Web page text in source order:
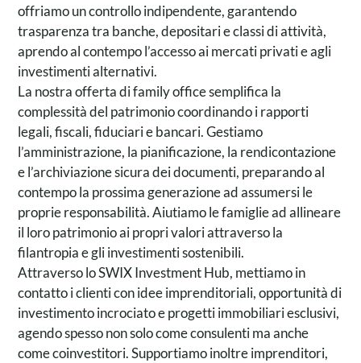
offriamo un controllo indipendente, garantendo
trasparenza tra banche, depositari e classi di attività,
aprendo al contempo l’accesso ai mercati privati e agli
investimenti alternativi.
La nostra offerta di family office semplifica la
complessità del patrimonio coordinando i rapporti
legali, fiscali, fiduciari e bancari. Gestiamo
l’amministrazione, la pianificazione, la rendicontazione
e l’archiviazione sicura dei documenti, preparando al
contempo la prossima generazione ad assumersi le
proprie responsabilità. Aiutiamo le famiglie ad allineare
il loro patrimonio ai propri valori attraverso la
filantropia e gli investimenti sostenibili.
Attraverso lo SWIX Investment Hub, mettiamo in
contatto i clienti con idee imprenditoriali, opportunità di
investimento incrociato e progetti immobiliari esclusivi,
agendo spesso non solo come consulenti ma anche
come coinvestitori. Supportiamo inoltre imprenditori,